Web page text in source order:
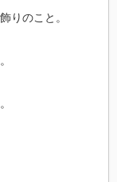
りのこと。